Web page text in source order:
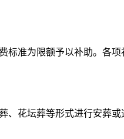
为限额予以补助。各
坛葬等形式进行安葬或